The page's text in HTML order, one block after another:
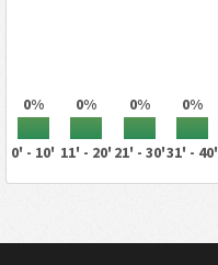
0% 0% 0% 0%
0' - 10' 11' - 20' 21' - 30'31' - 40'